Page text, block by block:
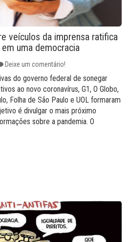
veículos da imprensa ratifica
uma democracia
Deixe um comentário!
do governo federal de sonegar
ao novo coronavírus, G1, O Globo,
Folha de São Paulo e UOL formaram
é divulgar o mais próximo
sobre a pandemia. O